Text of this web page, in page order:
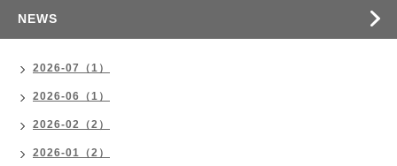
NEWS
2026-07（1）
2026-06（1）
2026-02（2）
2026-01（2）